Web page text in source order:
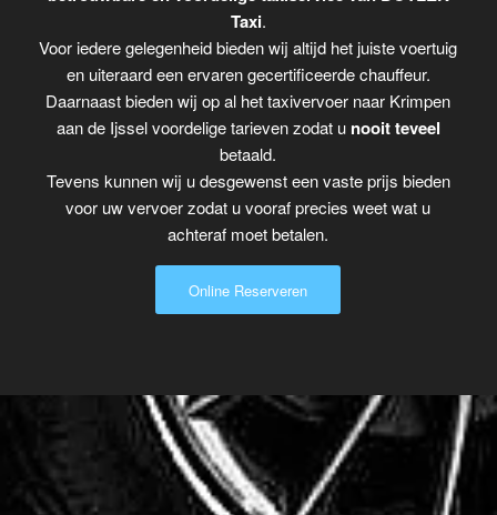
Taxi.
Voor iedere gelegenheid bieden wij altijd het juiste voertuig
en uiteraard een ervaren gecertificeerde chauffeur.
Daarnaast bieden wij op al het taxivervoer naar Krimpen
aan de Ijssel voordelige tarieven zodat u nooit teveel
betaald.
Tevens kunnen wij u desgewenst een vaste prijs bieden
voor uw vervoer zodat u vooraf precies weet wat u
achteraf moet betalen.
Online Reserveren